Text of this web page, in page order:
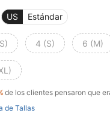
US Estándar
4 (S) 6 (M)
de los clientes pensaron que
de Tallas